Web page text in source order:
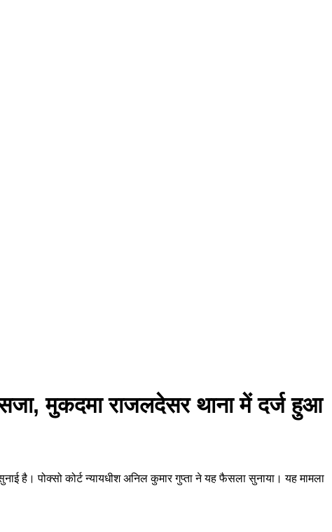
मुकदमा राजलदेसर थाना में दर्ज हुआ
है। पोक्सो कोर्ट न्यायधीश अनिल कुमार गुप्ता ने यह फैसला सुनाया। यह मामला